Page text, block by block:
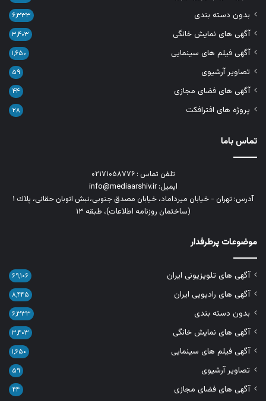
بدون دسته بندی ۶,۳۳۳
آگهی های نمایش خانگی ۳,۴۰۳
آگهی فیلم های سینمایی ۱,۶۵۰
تصاویر آرشیوی ۵۹
آگهی های فضای مجازی ۴۴
پروژه های افترافکت ۲۸
تماس باما
تلفن تماس : ۰۲۱۷۱۰۵۸۷۷۶
ایمیل: info@mediaarshiv.ir
آدرس: تهران - خیابان میرداماد، خیابان مصدق جنوبی،نبش اتوبان حقانی، پلاك ١
(ساختمان روزنامه اطلاعات)، طبقه ۱۳
موضوعات پرطرفدار
آگهی های تلویزیونی ایران ۶۹,۱۰۶
آگهی های رادیویی ایران ۸,۴۴۵
بدون دسته بندی ۶,۳۳۳
آگهی های نمایش خانگی ۳,۴۰۳
آگهی فیلم های سینمایی ۱,۶۵۰
تصاویر آرشیوی ۵۹
آگهی های فضای مجازی ۴۴